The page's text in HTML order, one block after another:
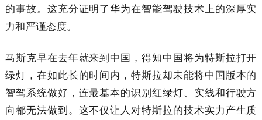
的事故。这充分证明了华为在智能驾驶技术上的深厚实
力和严谨态度。
马斯克早在去年就来到中国，得知中国将为特斯拉打开
绿灯，在如此长的时间内，特斯拉却未能将中国版本的
智驾系统做好，连最基本的识别红绿灯、实线和行驶方
向都无法做到。这不仅让人对特斯拉的技术实力产生质